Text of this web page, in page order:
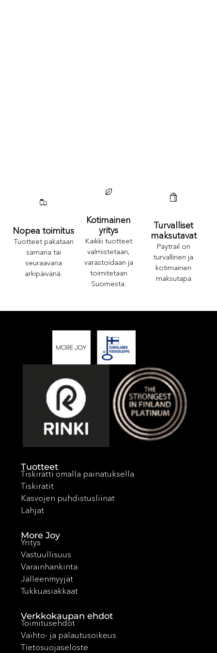
Nopea toimitus
Tuotteet pakataan
samana tai
seuraavana
arkipäivänä.
Kotimainen
yritys
Kaikki tuotteet
valmistetaan,
varastoidaan ja
toimitetaan
Suomesta.
Turvalliset
maksutavat
Paytrail on
turvallinen ja
kotimainen
maksutapa
Tuotteet
Tiskirätti omalla painatuksella
Tiskirätit
Kasvojen puhdistusliinat
Lahjat
More Joy
Yritys
Vastuullisuus
Varainhankinta
Jälleenmyyjät
Tukkuasiakkaat
Verkkokaupan ehdot
Toimitusehdot
Vaihto- ja palautusoikeus
Tietosuojaseloste